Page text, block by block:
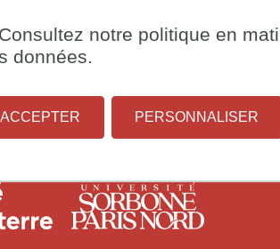
Consultez notre politique en
données.
ACCEPTER PERSONNALISER
Condorcet
Fondation
des
sciences
de
Institut
d'études
démographiques
1
Université
Paris
Paris